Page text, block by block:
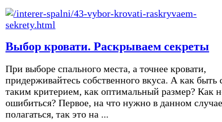
Выбор кровати. Раскрываем секреты
При выборе спального места, а точнее кровати,
придерживайтесь собственного вкуса. А как быть
таким критерием, как оптимальный размер? Как
ошибиться? Первое, на что нужно в данном случае
полагаться, так это на ...